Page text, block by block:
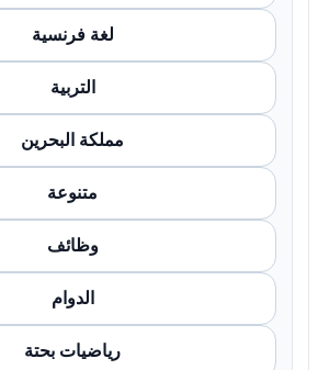
لغة فرنسية
التربية
مملكة البحرين
متنوعة
وظائف
الدوام
رياضيات بحتة